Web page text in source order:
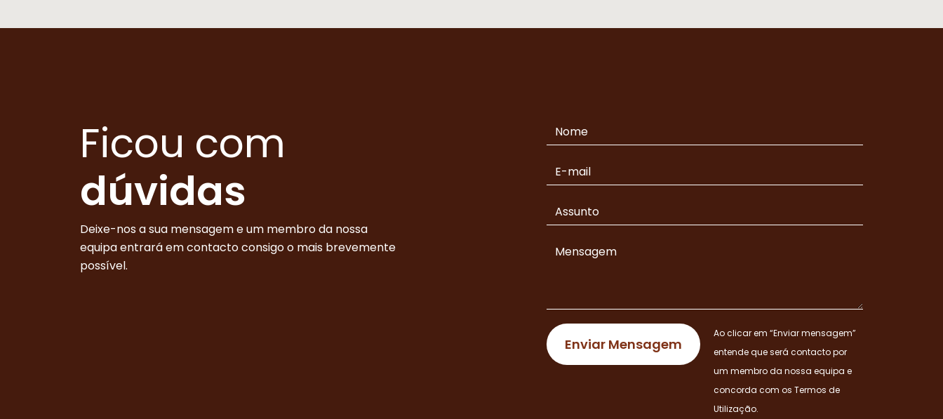
Ficou com
dúvidas
Deixe-nos a sua mensagem e um membro da nossa
equipa entrará em contacto consigo o mais brevemente
possível.
Ao clicar em “Enviar mensagem”
entende que será contacto por
um membro da nossa equipa e
concorda com os Termos de
Utilização.